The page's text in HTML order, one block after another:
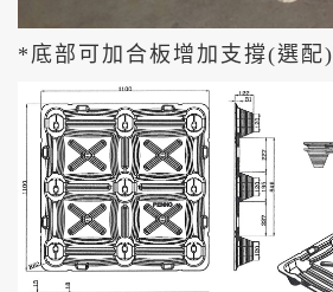
*底部可加合板增加支撐(選配)